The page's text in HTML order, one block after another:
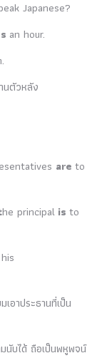
Japanese?
an hour.
นตัวหลัง
are to
he principal is to
his
อาประธานที่เป็น
นับได้ ถือเป็นพหูพจน์